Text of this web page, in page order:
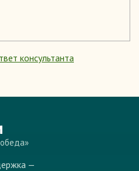
консультанта
—